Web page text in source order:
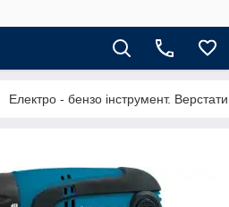
Електро - бензо інструмент. Верстати